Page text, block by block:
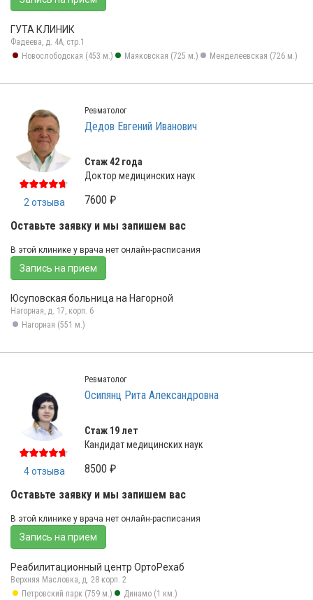
ГУТА КЛИНИК
Фадеева, д. 4А, стр.1
Новослободская (453 м.)
Маяковская (725 м.) Менделеевская (726 м.)
2 отзыва
Ревматолог
Дедов Евгений Иванович
Стаж 42 года
Доктор медицинских наук
7600 ₽
Оставьте заявку и мы запишем вас
В этой клинике у врача нет онлайн-расписания
Запись на прием
Юсуповская больница на Нагорной
Нагорная, д. 17, корп. 6
Нагорная (551 м.)
4 отзыва
Ревматолог
Осипянц Рита Александровна
Стаж 19 лет
Кандидат медицинских наук
8500 ₽
Оставьте заявку и мы запишем вас
В этой клинике у врача нет онлайн-расписания
Запись на прием
Реабилитационный центр ОртоРехаб
Верхняя Масловка, д. 28 корп. 2
Петровский парк (759 м.)
Динамо (1 км.)